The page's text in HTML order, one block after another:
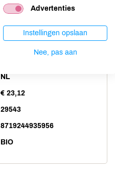
niet aanwezig
NL
€ 23,12
29543
8719244935956
BIO
Advertenties
Instellingen opslaan
Nee, pas aan